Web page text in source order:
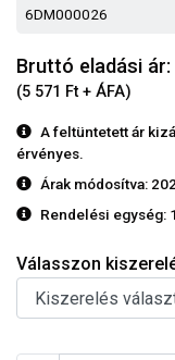
6DM000026
Bruttó eladási ár:
(5 571 Ft + ÁFA)
A feltüntetett ár
érvényes.
Árak módosítva:
Rendelési egység:
Válasszon